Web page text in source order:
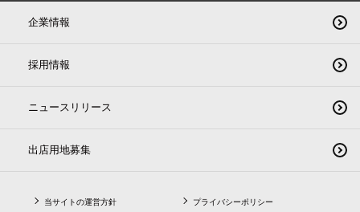
企業情報
採用情報
ニュースリリース
出店用地募集
当サイトの運営方針 プライバシーポリシー